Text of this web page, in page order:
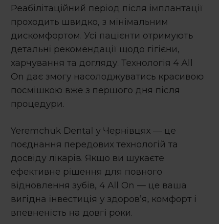
Реабілітаційний період після імплантації
проходить швидко, з мінімальним
дискомфортом. Усі пацієнти отримують
детальні рекомендації щодо гігієни,
харчування та догляду. Технологія 4 All
On дає змогу насолоджуватись красивою
посмішкою вже з першого дня після
процедури.
Yeremchuk Dental у Чернівцях — це
поєднання передових технологій та
досвіду лікарів. Якщо ви шукаєте
ефективне рішення для повного
відновлення зубів, 4 All On — це ваша
вигідна інвестиція у здоров’я, комфорт і
впевненість на довгі роки.